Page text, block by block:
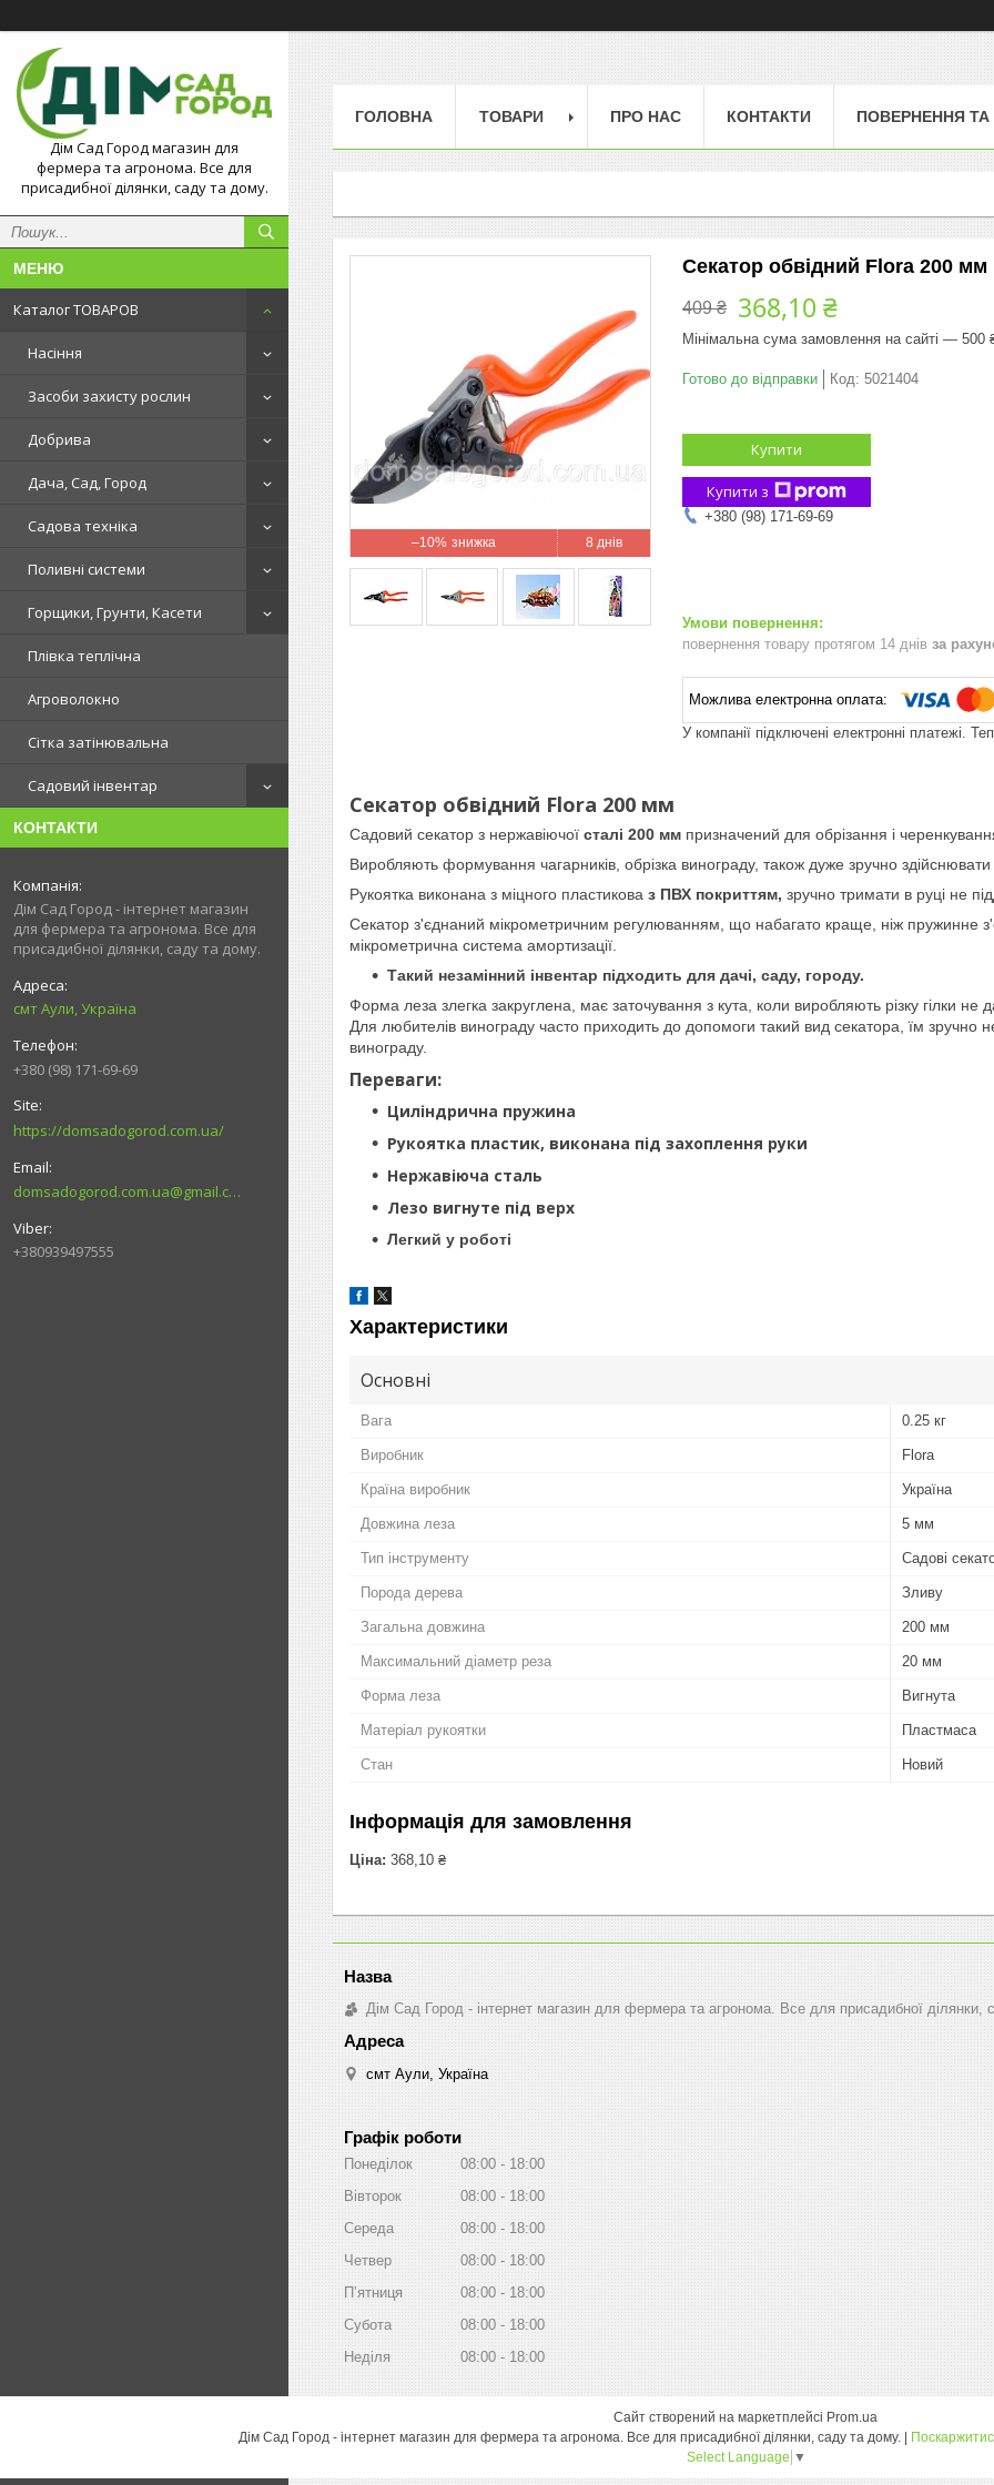
Дім Сад Город магазин для
фермера та агронома. Все для
присадибної ділянки, саду та дому.
Каталог ТОВАРОВ
Насіння
Засоби захисту рослин
Добрива
Дача, Сад, Город
Садова техніка
Поливні системи
Горщики, Грунти, Касети
Плівка теплічна
Агроволокно
Сітка затінювальна
Садовий інвентар
КОНТАКТИ
Дім Сад Город - інтернет магазин
для фермера та агронома. Все для
присадибної ділянки, саду та дому.
смт Аули, Україна
+380 (98) 171-69-69
https://domsadogorod.com.ua/
domsadogorod.com.ua@gmail.com
+380939497555
ГОЛОВНА ТОВАРИ ПРО НАС КОНТАКТИ ПОВЕРНЕННЯ ТА
–10% 8 днів
Секатор обвідний Flora 200 мм
409 ₴ 368,10 ₴
Мінімальна сума замовлення на сайті — 500
Готово до відправки Код: 5021404
Купити
Купити з
+380 (98) 171-69-69
повернення товару протягом 14 днів за
У компанії підключені електронні платежі.
Секатор обвідний Flora 200 мм
Садовий секатор з нержавіючої сталі 200 мм призначений для обрізання і
Виробляють формування чагарників, обрізка винограду, також дуже зручно
Рукоятка виконана з міцного пластикова з ПВХ покриттям, зручно тримати в руці не
Секатор з'єднаний мікрометричним регулюванням, що набагато краще, ніж пружинне
мікрометрична система амортизації.
Такий незамінний інвентар підходить для дачі, саду, городу.
Форма леза злегка закруглена, має заточування з кута, коли виробляють різку гілки
Для любителів винограду часто приходить до допомоги такий вид секатора, їм зручно не
винограду.
Переваги:
Циліндрична пружина
Рукоятка пластик, виконана під захоплення руки
Нержавіюча сталь
Лезо вигнуте під верх
Легкий у роботі
Характеристики
Основні
Вага 0.25 кг
Виробник Flora
Країна виробник Україна
Довжина леза 5 мм
Тип інструменту Садові
Порода дерева Зливу
Загальна довжина 200 мм
Максимальний діаметр реза 20 мм
Форма леза Вигнута
Матеріал рукоятки Пластмаса
Стан Новий
Інформація для замовлення
Ціна: 368,10 ₴
Дім Сад Город - інтернет магазин для фермера та агронома. Все для присадибної ділянки,
смт Аули, Україна
Графік роботи
Понеділок 08:00
18:00
Вівторок
08:00
18:00
Середа
08:00
18:00
Четвер
08:00
18:00
Пʼятниця
08:00
18:00
Субота
08:00
18:00
Неділя
08:00 18:00
Сайт створений на маркетплейсі Prom.ua
Дім Сад Город - інтернет магазин для фермера та агронома. Все для присадибної ділянки, саду та дому. |
Select Language ▼